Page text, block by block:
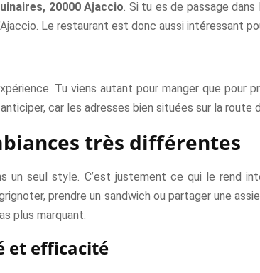
20000 Ajaccio. Si tu es de passage
Le restaurant est donc aussi intéressant
Tu viens autant pour manger que pour
car les adresses bien situées sur la route
très différentes
un seul style. C’est justement ce qui le rend
prendre un sandwich ou partager une
plus marquant.
et efficacité